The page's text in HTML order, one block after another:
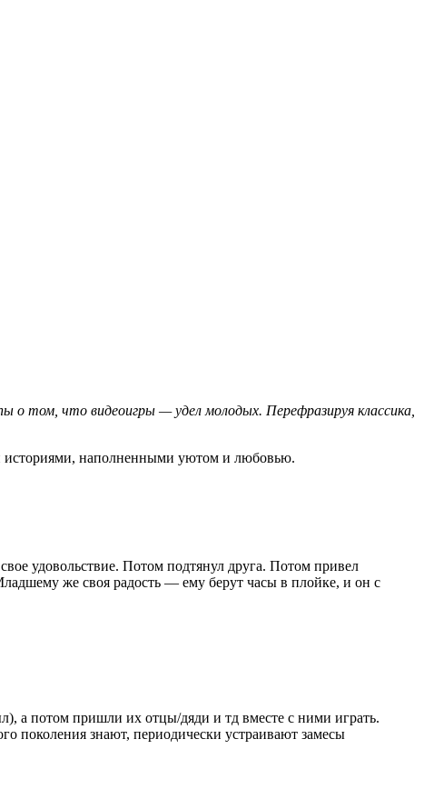
о том, что видеоигры — удел молодых. Перефразируя классика,
наполненными уютом и любовью.
удовольствие. Потом подтянул друга. Потом привел
же своя радость — ему берут часы в плойке, и он с
а потом пришли их отцы/дяди и тд вместе с ними играть.
поколения знают, периодически устраивают замесы